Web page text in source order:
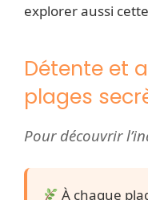
explorer aussi
Détente et
plages
Pour découvrir
À chaque